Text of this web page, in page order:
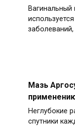
Вагинальный
Мазь
Неглубокие
спутники